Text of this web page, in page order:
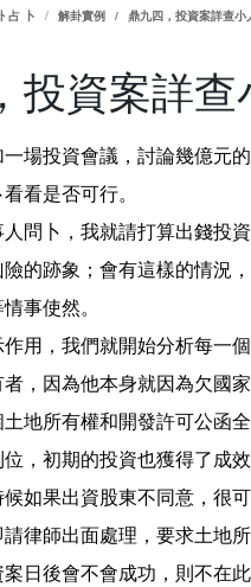
占 卜 解卦實例 鼎九四，投資案詳查小
投資案詳
場投資會議，討論幾億元
看是否可行。
問卜，我就請打算出錢投
的跡象；會有這樣的情況
事使然。
用，我們就開始分析每一
，因為他本身就因為欠國
地所有權和開發許可公函
，初期的投資也獲得了成
如果出資股東不同意，很
律師出面處理，要求土地
日後會不會成功，則不在此